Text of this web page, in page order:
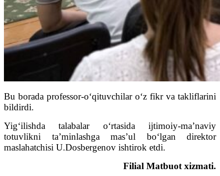
Bu borada professor-o‘qituvchilar o‘z fikr va takliflarini
bildirdi.
Yig‘ilishda talabalar o‘rtasida ijtimoiy-ma’naviy
totuvlikni ta’minlashga mas’ul bo‘lgan direktor
maslahatchisi U.Dosbergenov ishtirok etdi.
Filial Matbuot xizmati.